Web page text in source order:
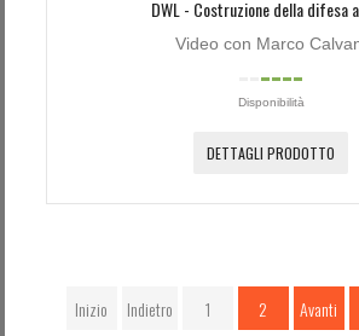
DWL - Costruzione della difesa
Video con Marco
Disponibilità
DETTAGLI PRODOTTO
Inizio Indietro 1 2 Avanti